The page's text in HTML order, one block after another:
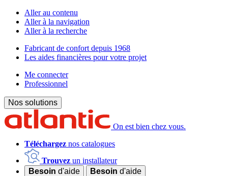
Aller au contenu
Aller à la navigation
Aller à la recherche
Fabricant de confort depuis 1968
Les aides financières pour votre projet
Me connecter
Professionnel
Nos solutions
On est bien chez vous.
Téléchargez nos catalogues
Trouvez un installateur
Besoin d'aide Besoin d'aide